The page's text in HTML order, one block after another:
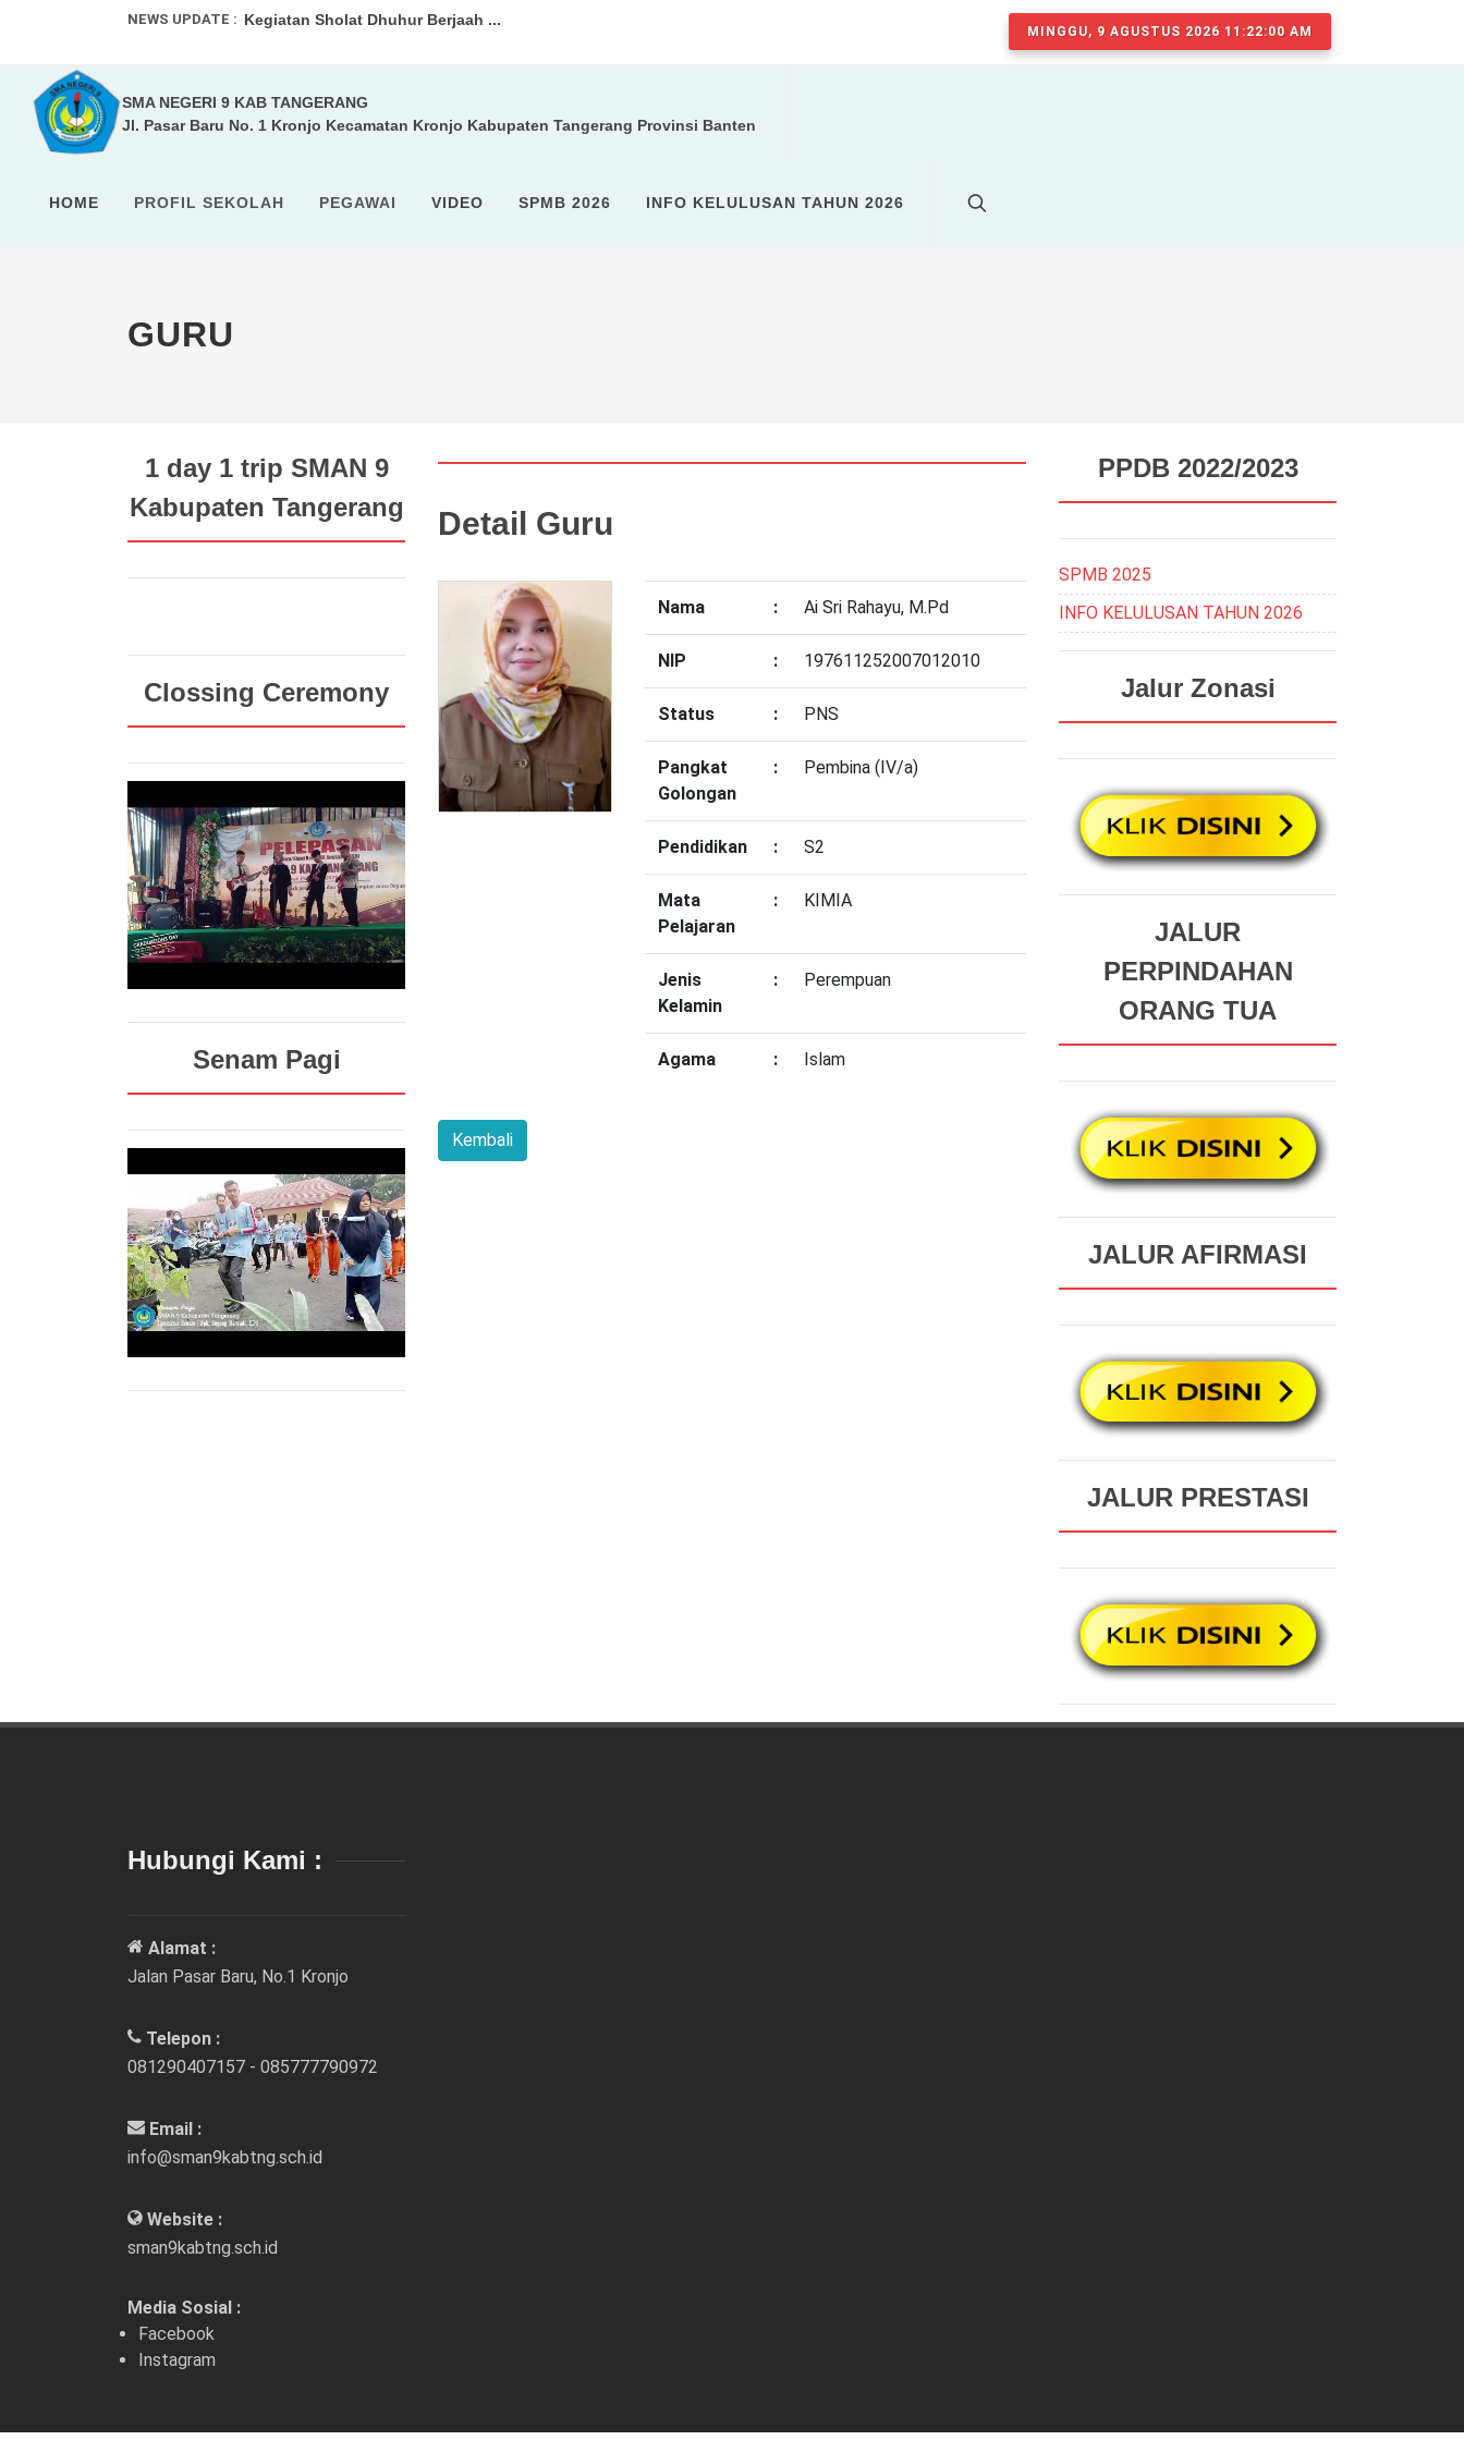
NEWS UPDATE : Kegiatan Sholat Dhuhur Berjaah ...
SMA 9 Kabupaten Tangerang pada kegiatan ROHIS...
MINGGU, 9 AGUSTUS 2026 11:22:01 AM
SMA NEGERI 9 KAB TANGERANG
Jl. Pasar Baru No. 1 Kronjo Kecamatan Kronjo Kabupaten Tangerang Provinsi Banten
HOME PROFIL SEKOLAH PEGAWAI VIDEO SPMB 2026 INFO KELULUSAN TAHUN 2026
GURU
1 day 1 trip SMAN 9
Kabupaten Tangerang
Clossing Ceremony
Senam Pagi
Detail Guru
Nama : Ai Sri Rahayu, M.Pd
NIP : 197611252007012010
Status : PNS
Pangkat
Golongan
: Pembina (IV/a)
Pendidikan : S2
Mata
Pelajaran
: KIMIA
Jenis
Kelamin
: Perempuan
Agama : Islam
PPDB 2022/2023
SPMB 2025
INFO KELULUSAN TAHUN 2026
Jalur Zonasi
JALUR
PERPINDAHAN
ORANG TUA
JALUR AFIRMASI
JALUR PRESTASI
Hubungi Kami :
Alamat :
Jalan Pasar Baru, No.1 Kronjo
Telepon :
081290407157 - 085777790972
Email :
info@sman9kabtng.sch.id
Website :
sman9kabtng.sch.id
Media Sosial :
Facebook
Instagram